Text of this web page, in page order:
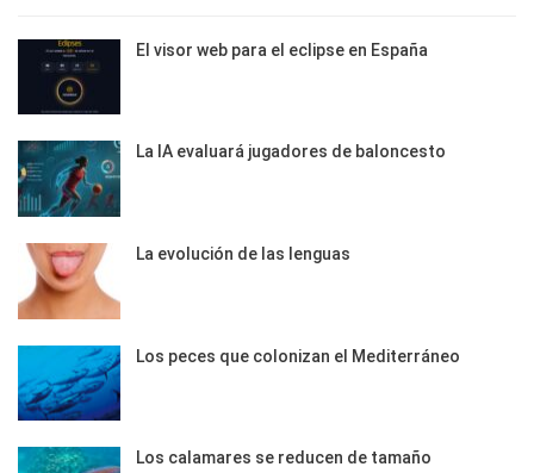
El visor web para el eclipse en España
La IA evaluará jugadores de baloncesto
La evolución de las lenguas
Los peces que colonizan el Mediterráneo
Los calamares se reducen de tamaño